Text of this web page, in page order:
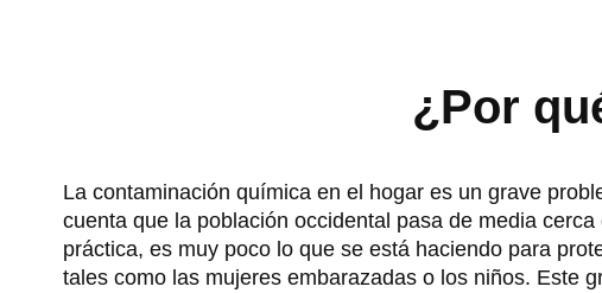
¿Por
La contaminación química en el hogar es un grave
cuenta que la población occidental pasa de media
práctica, es muy poco lo que se está haciendo para
tales como las mujeres embarazadas o los niños. Este